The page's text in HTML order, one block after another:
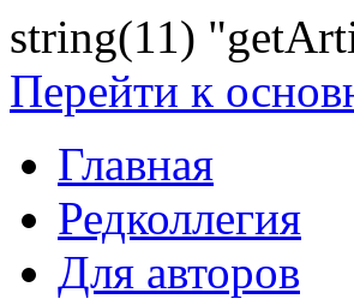
string(11)
Перейти к
Главная
Редколлегия
Для авторов